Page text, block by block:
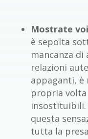
Mostrate
è sepolta
mancanza
relazioni
appaganti, è
propria
insostituibili.
questa
tutta la